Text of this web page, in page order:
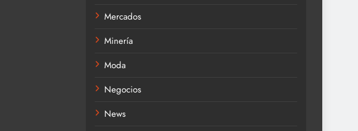
Mercados
Minería
Moda
Negocios
News